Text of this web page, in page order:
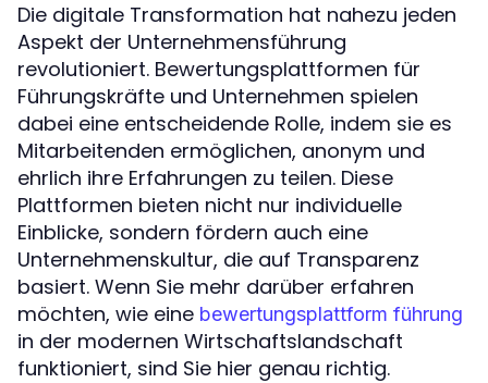
Die digitale Transformation hat nahezu jeden
Aspekt der Unternehmensführung
revolutioniert. Bewertungsplattformen für
Führungskräfte und Unternehmen spielen
dabei eine entscheidende Rolle, indem sie es
Mitarbeitenden ermöglichen, anonym und
ehrlich ihre Erfahrungen zu teilen. Diese
Plattformen bieten nicht nur individuelle
Einblicke, sondern fördern auch eine
Unternehmenskultur, die auf Transparenz
basiert. Wenn Sie mehr darüber erfahren
möchten, wie eine bewertungsplattform führung
in der modernen Wirtschaftslandschaft
funktioniert, sind Sie hier genau richtig.